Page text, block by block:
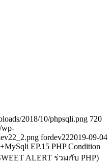
2018/10/phpsqli.png 720
wp-
fordev222019-09-04
EP.15 PHP Condition
ALERT ร่วมกับ PHP)